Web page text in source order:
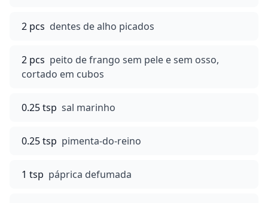
2 pcs dentes de alho picados
2 pcs peito de frango sem pele e sem osso,
cortado em cubos
0.25 tsp sal marinho
0.25 tsp pimenta-do-reino
1 tsp páprica defumada